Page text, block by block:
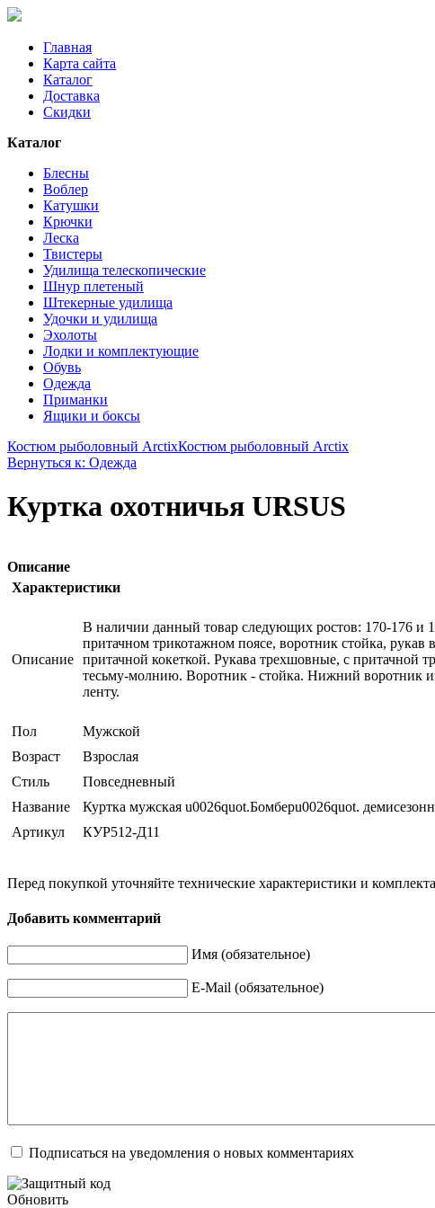
Главная
Карта сайта
Каталог
Доставка
Скидки
Каталог
Блесны
Воблер
Катушки
Крючки
Леска
Твистеры
Удилища телескопические
Шнур плетеный
Штекерные удилища
Удочки и удилища
Эхолоты
Лодки и комплектующие
Обувь
Одежда
Приманки
Ящики и боксы
Костюм рыболовный ArctixКостюм рыболовный Arctix
Вернуться к: Одежда
Куртка охотничья URSUS
Описание
Характеристики
Описание
В наличии данный товар следующих ростов: 170-176 и
притачном трикотажном поясе, воротник стойка,
притачной кокеткой. Рукава трехшовные, с притачной
тесьму-молнию. Воротник - стойка. Нижний воротник
ленту.
Пол
Мужской
Возраст
Взрослая
Стиль
Повседневный
Название
Куртка мужская u0026quot.Бомберu0026quot.
Артикул
КУР512-Д11
Перед покупкой уточняйте технические характеристики и
Добавить комментарий
Имя (обязательное)
E-Mail (обязательное)
Подписаться на уведомления о новых комментариях
Обновить